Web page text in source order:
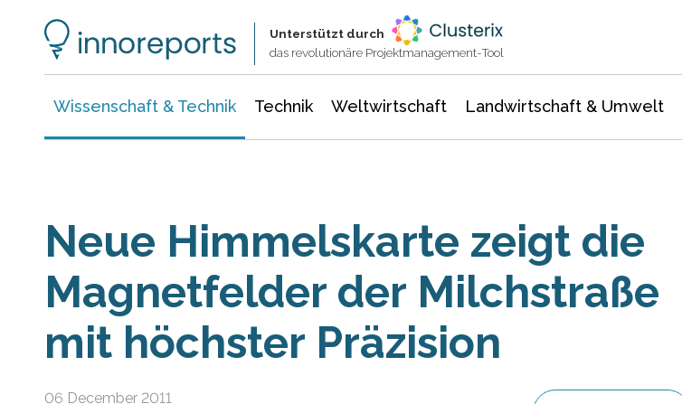
Unterstützt durch
das revolutionäre Projektmanagement-Tool
Wissenschaft & Technik Technik Weltwirtschaft Landwirtschaft & Umwelt
Neue Himmelskarte zeigt die
Magnetfelder der Milchstraße
mit höchster Präzision
06 December 2011